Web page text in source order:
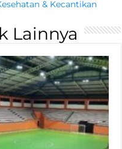
& Kecantikan
Lainnya